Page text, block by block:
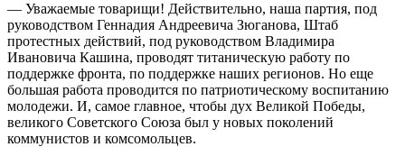
— Уважаемые товарищи! Действительно, наша партия, под
руководством Геннадия Андреевича Зюганова, Штаб
протестных действий, под руководством Владимира
Ивановича Кашина, проводят титаническую работу по
поддержке фронта, по поддержке наших регионов. Но еще
большая работа проводится по патриотическому воспитанию
молодежи. И, самое главное, чтобы дух Великой Победы,
великого Советского Союза был у новых поколений
коммунистов и комсомольцев.